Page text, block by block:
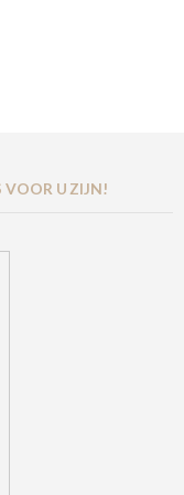
VOOR U ZIJN!